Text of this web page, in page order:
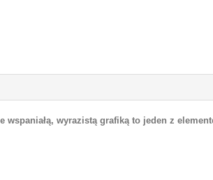
wspaniałą, wyrazistą grafiką to jeden z